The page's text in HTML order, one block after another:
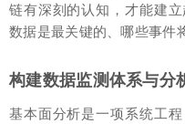
链有深刻的认知，才能建
数据是最关键的、哪些事件
构建数据监测体系与分
基本面分析是一项系统工